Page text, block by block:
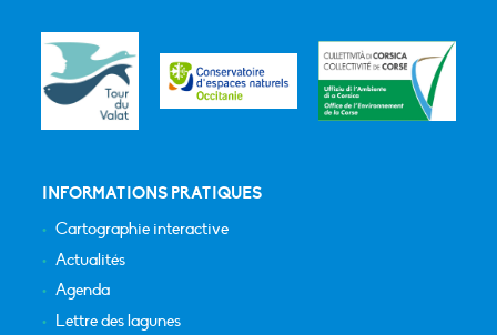
INFORMATIONS PRATIQUES
Cartographie interactive
Actualités
Agenda
Lettre des lagunes